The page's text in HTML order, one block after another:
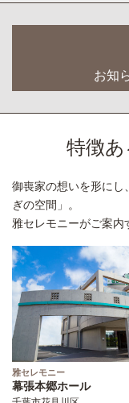
お知
特徴
御喪家の想いを形にし
ぎの空間」。
雅セレモニーがご案内
雅セレモニー
幕張本郷ホール